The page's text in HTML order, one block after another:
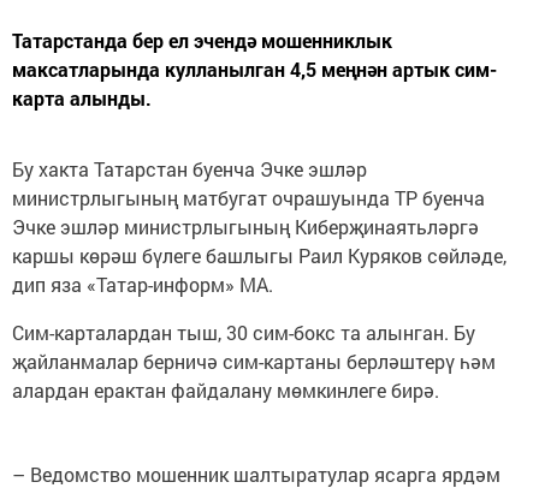
Татарстанда бер ел эчендә мошенниклык
максатларында кулланылган 4,5 меңнән артык сим-
карта алынды.
Бу хакта Татарстан буенча Эчке эшләр
министрлыгының матбугат очрашуында ТР буенча
Эчке эшләр министрлыгының Киберҗинаятьләргә
каршы көрәш бүлеге башлыгы Раил Куряков сөйләде,
дип яза «Татар-информ» МА.
Сим-карталардан тыш, 30 сим-бокс та алынган. Бу
җайланмалар берничә сим-картаны берләштерү һәм
алардан ерактан файдалану мөмкинлеге бирә.
– Ведомство мошенник шалтыратулар ясарга ярдәм